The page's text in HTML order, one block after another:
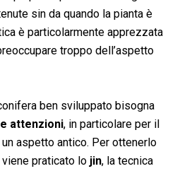
sin da quando la pianta è
è particolarmente apprezzata
troppo dell’aspetto
ben sviluppato bisogna
attenzioni, in particolare per il
aspetto antico. Per ottenerlo
praticato lo jin, la tecnica